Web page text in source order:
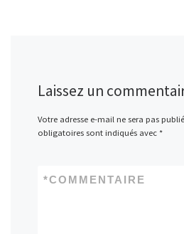
Laissez un
Votre adresse e-mail ne sera pas
obligatoires sont indiqués avec *
COMMENTAIRE
*